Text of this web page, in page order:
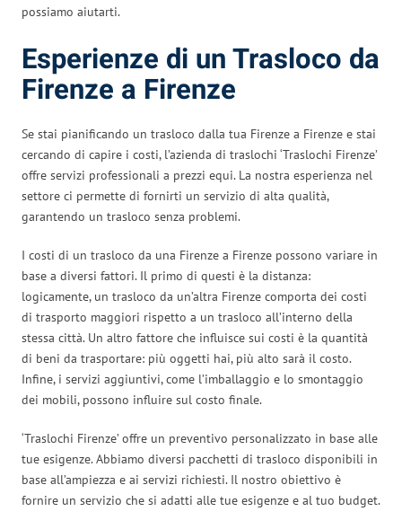
possiamo aiutarti.
Esperienze di un Trasloco da
Firenze a Firenze
Se stai pianificando un trasloco dalla tua Firenze a Firenze e stai
cercando di capire i costi, l’azienda di traslochi ‘Traslochi Firenze’
offre servizi professionali a prezzi equi. La nostra esperienza nel
settore ci permette di fornirti un servizio di alta qualità,
garantendo un trasloco senza problemi.
I costi di un trasloco da una Firenze a Firenze possono variare in
base a diversi fattori. Il primo di questi è la distanza:
logicamente, un trasloco da un’altra Firenze comporta dei costi
di trasporto maggiori rispetto a un trasloco all’interno della
stessa città. Un altro fattore che influisce sui costi è la quantità
di beni da trasportare: più oggetti hai, più alto sarà il costo.
Infine, i servizi aggiuntivi, come l’imballaggio e lo smontaggio
dei mobili, possono influire sul costo finale.
‘Traslochi Firenze’ offre un preventivo personalizzato in base alle
tue esigenze. Abbiamo diversi pacchetti di trasloco disponibili in
base all’ampiezza e ai servizi richiesti. Il nostro obiettivo è
fornire un servizio che si adatti alle tue esigenze e al tuo budget.